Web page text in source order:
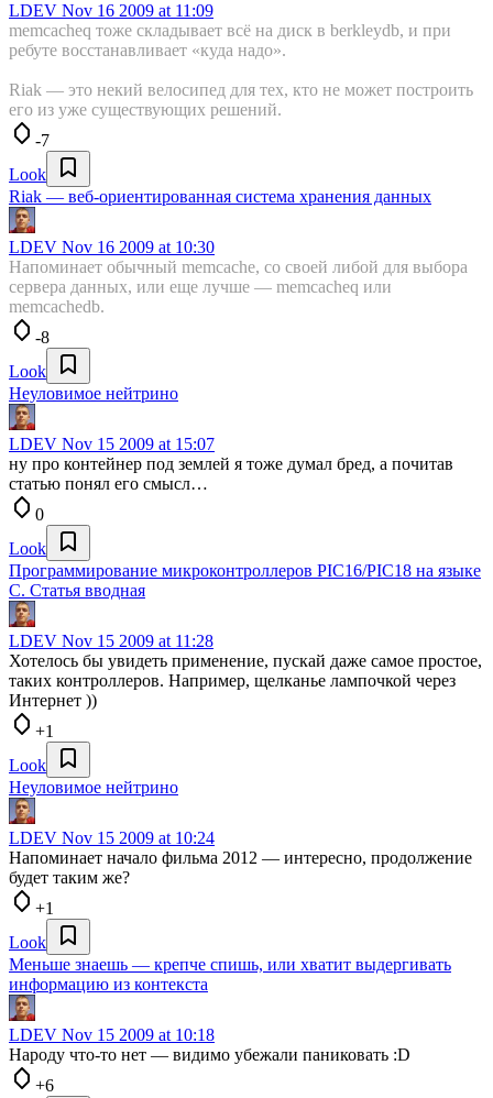
LDEV Nov 16 2009 at 11:09
memcacheq тоже складывает всё на диск в berkleydb, и при
ребуте восстанавливает «куда надо».
Riak — это некий велосипед для тех, кто не может построить
его из уже существующих решений.
-7
Look
Riak — веб-ориентированная система хранения данных
LDEV Nov 16 2009 at 10:30
Напоминает обычный memcache, со своей либой для выбора
сервера данных, или еще лучше — memcacheq или
memcachedb.
-8
Look
Неуловимое нейтрино
LDEV Nov 15 2009 at 15:07
ну про контейнер под землей я тоже думал бред, а почитав
статью понял его смысл…
0
Look
Программирование микроконтроллеров PIC16/PIC18 на языке
C. Статья вводная
LDEV Nov 15 2009 at 11:28
Хотелось бы увидеть применение, пускай даже самое простое,
таких контроллеров. Например, щелканье лампочкой через
Интернет ))
+1
Look
Неуловимое нейтрино
LDEV Nov 15 2009 at 10:24
Напоминает начало фильма 2012 — интересно, продолжение
будет таким же?
+1
Look
Меньше знаешь — крепче спишь, или хватит выдергивать
информацию из контекста
LDEV Nov 15 2009 at 10:18
Народу что-то нет — видимо убежали паниковать :D
+6